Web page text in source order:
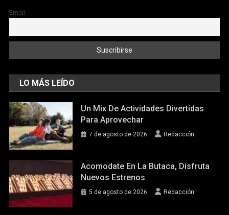
Email
LO MÁS LEÍDO
Un Mix De Actividades Divertidas
Para Aprovechar
7 de agosto de 2026 Redacción
Acomodate En La Butaca, Disfruta
Nuevos Estrenos
5 de agosto de 2026 Redacción